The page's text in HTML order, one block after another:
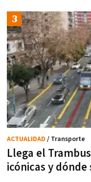
Llega el
icónicas y dónde
ACTUALIDAD / Transporte